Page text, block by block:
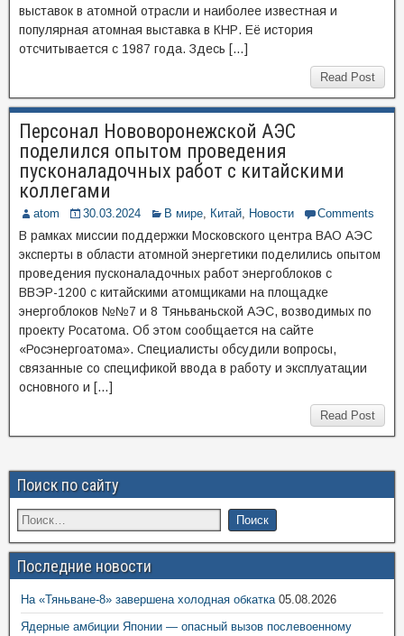
выставок в атомной отрасли и наиболее известная и
популярная атомная выставка в КНР. Её история
отсчитывается с 1987 года. Здесь […]
Read Post
Персонал Нововоронежской АЭС
поделился опытом проведения
пусконаладочных работ с китайскими
коллегами
atom 30.03.2024 В мире, Китай, Новости Comments
В рамках миссии поддержки Московского центра ВАО АЭС
эксперты в области атомной энергетики поделились опытом
проведения пусконаладочных работ энергоблоков с
ВВЭР-1200 с китайскими атомщиками на площадке
энергоблоков №№7 и 8 Тяньваньской АЭС, возводимых по
проекту Росатома. Об этом сообщается на сайте
«Росэнергоатома». Специалисты обсудили вопросы,
связанные со спецификой ввода в работу и эксплуатации
основного и […]
Read Post
Поиск по сайту
Последние новости
На «Тяньване-8» завершена холодная обкатка 05.08.2026
Ядерные амбиции Японии — опасный вызов послевоенному